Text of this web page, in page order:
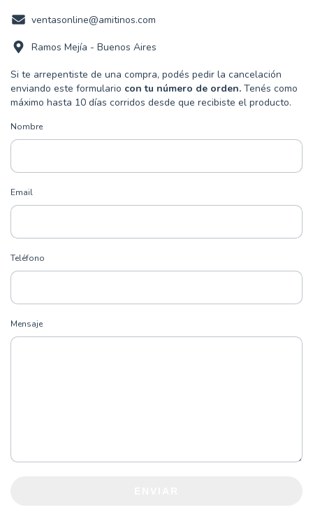
ventasonline@amitinos.com
Ramos Mejía - Buenos Aires
Si te arrepentiste de una compra, podés pedir la cancelación
enviando este formulario con tu número de orden. Tenés como
máximo hasta 10 días corridos desde que recibiste el producto.
Nombre
Email
Teléfono
Mensaje